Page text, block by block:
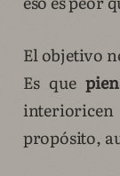
El objetivo
Es que
interioricen
propósito,